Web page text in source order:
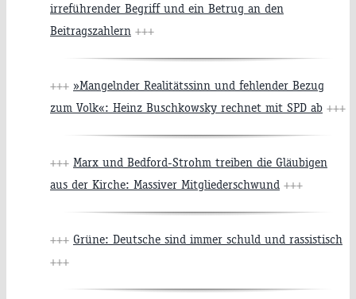
irreführender Begriff und ein Betrug an den
Beitragszahlern +++
+++ »Mangelnder Realitätssinn und fehlender Bezug
zum Volk«: Heinz Buschkowsky rechnet mit SPD ab +++
+++ Marx und Bedford-Strohm treiben die Gläubigen
aus der Kirche: Massiver Mitgliederschwund +++
+++ Grüne: Deutsche sind immer schuld und rassistisch
+++